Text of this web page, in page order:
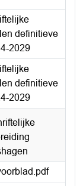
definitieve
2029
definitieve
2029